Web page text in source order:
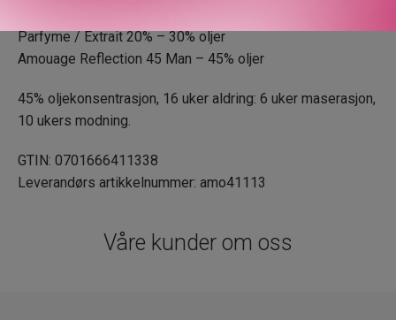
Parfyme / Extrait 20% – 30% oljer
Amouage Reflection 45 Man – 45% oljer
45% oljekonsentrasjon, 16 uker aldring: 6 uker maserasjon,
10 ukers modning.
GTIN: 0701666411338
Leverandørs artikkelnummer: amo41113
Våre kunder om oss